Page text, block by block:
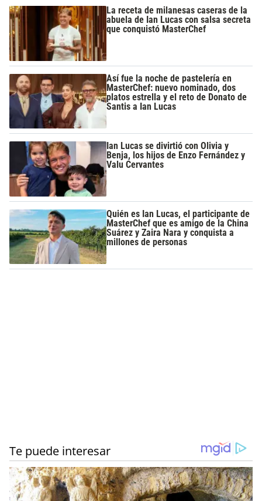
La receta de milanesas caseras de la
abuela de Ian Lucas con salsa secreta
que conquistó MasterChef
Así fue la noche de pastelería en
MasterChef: nuevo nominado, dos
platos estrella y el reto de Donato de
Santis a Ian Lucas
Ian Lucas se divirtió con Olivia y
Benja, los hijos de Enzo Fernández y
Valu Cervantes
Quién es Ian Lucas, el participante de
MasterChef que es amigo de la China
Suárez y Zaira Nara y conquista a
millones de personas